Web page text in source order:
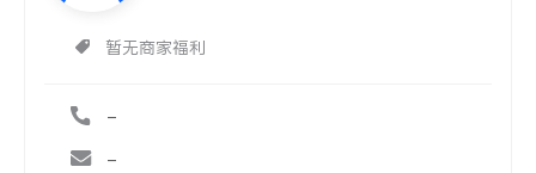
暂无商家福利
-
-